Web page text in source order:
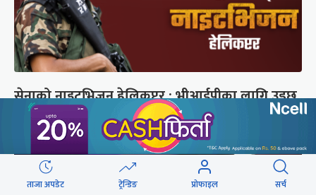
सेनाको नाइटभिजन हेलिकप्टर : भीआईपीका लागि उड्छ,
जनताको ज्यान बचाउन उड्दैन
ताजा अपडेट ट्रेन्डिङ प्रोफाइल सर्च